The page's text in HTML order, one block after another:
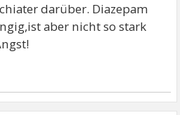
darüber. Diazepam
aber nicht so stark